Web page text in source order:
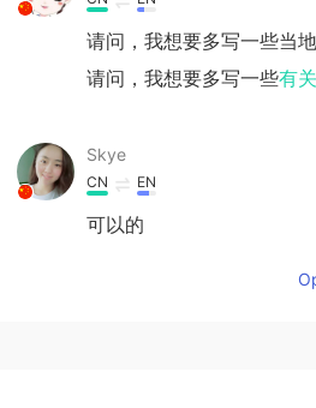
请问，我想要多写一些当地
请问，我想要多写一些有关
Skye
CN EN
可以的